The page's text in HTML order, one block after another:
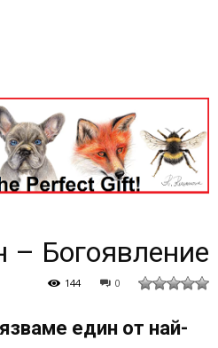
– Богоявление
0
144
един от най-